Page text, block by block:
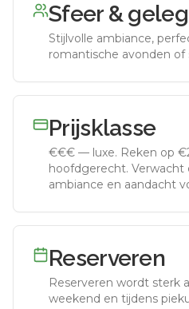
Sfeer &
Stijlvolle ambiance,
romantische avonden
Prijsklasse
€€€ — luxe. Reken op
hoofdgerecht. Verwacht
ambiance en aandacht
Reserveren
Reserveren wordt sterk
weekend en tijdens